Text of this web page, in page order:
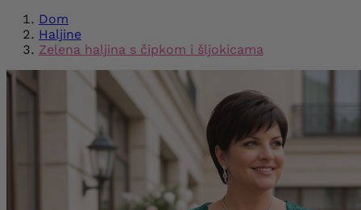
Dom
Haljine
Zelena haljina s čipkom i šljokicama